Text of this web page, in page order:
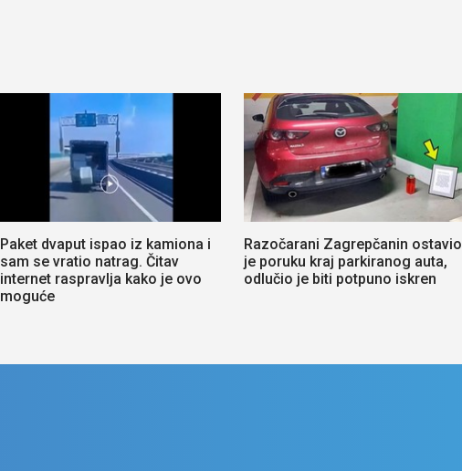
Paket dvaput ispao iz kamiona i
sam se vratio natrag. Čitav
internet raspravlja kako je ovo
moguće
Razočarani Zagrepčanin ostavio
je poruku kraj parkiranog auta,
odlučio je biti potpuno iskren